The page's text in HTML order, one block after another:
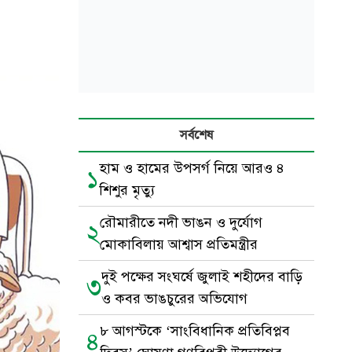
সর্বশেষ
১হাম ও হামের উপসর্গ নিয়ে আরও ৪
শিশুর মৃত্যু
২রৌমারীতে নদী ভাঙন ও দুর্যোগ
মোকাবিলায় আশ্বাস প্রতিমন্ত্রীর
৩দুই পক্ষের সংঘর্ষে জুলাই শহীদের বাড়ি
ও কবর ভাঙচুরের অভিযোগ
৪৮ আগস্টকে ‘সাংবিধানিক প্রতিবিপ্লব